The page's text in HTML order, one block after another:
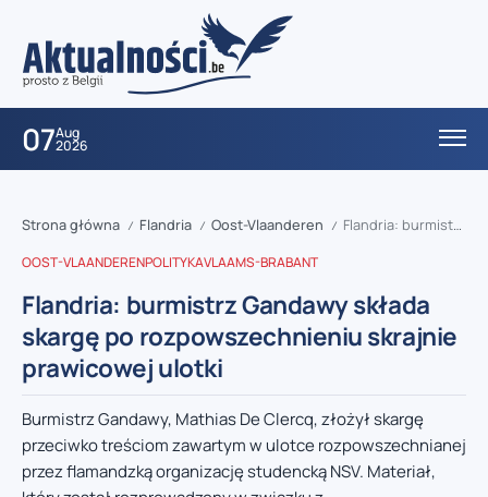
07Aug
2026
Strona główna / Flandria / Oost-Vlaanderen / Flandria: burmistrz Gandawy składa skargę po rozpowszechnieniu skrajnie prawicowej ulotki
OOST-VLAANDERENPOLITYKAVLAAMS-BRABANT
Flandria: burmistrz Gandawy składa
skargę po rozpowszechnieniu skrajnie
prawicowej ulotki
Burmistrz Gandawy, Mathias De Clercq, złożył skargę
przeciwko treściom zawartym w ulotce rozpowszechnianej
przez flamandzką organizację studencką NSV. Materiał,